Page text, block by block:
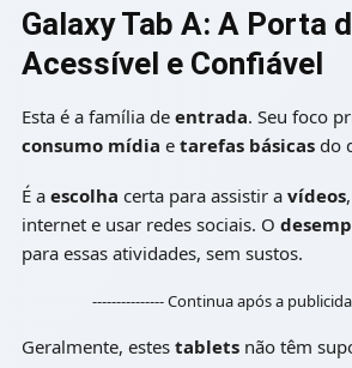
Galaxy Tab A: A Porta
Acessível e Confiável
Esta é a família de entrada. Seu foco
consumo mídia e tarefas básicasdo
É a escolha certa para assistir a vídeos
internet e usar redes sociais. O
para essas atividades, sem sustos.
--------------- Continua após a
Geralmente, estes tabletsnão têm